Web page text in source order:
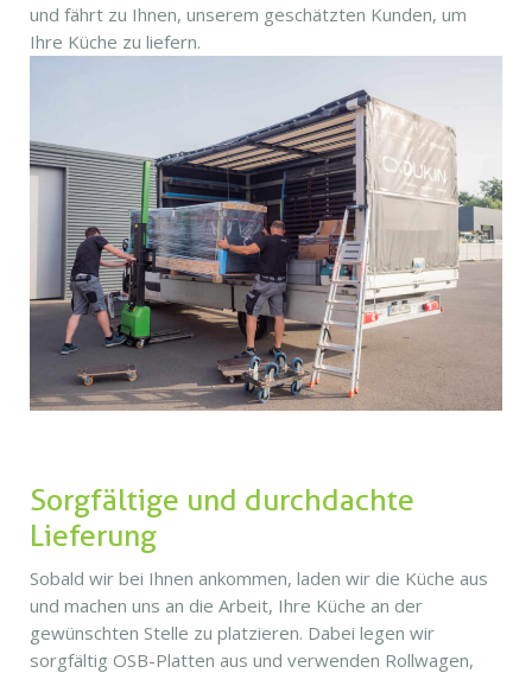
und fährt zu Ihnen, unserem geschätzten Kunden, um
Ihre Küche zu liefern.
Sorgfältige und durchdachte
Lieferung
Sobald wir bei Ihnen ankommen, laden wir die Küche aus
und machen uns an die Arbeit, Ihre Küche an der
gewünschten Stelle zu platzieren. Dabei legen wir
sorgfältig OSB-Platten aus und verwenden Rollwagen,